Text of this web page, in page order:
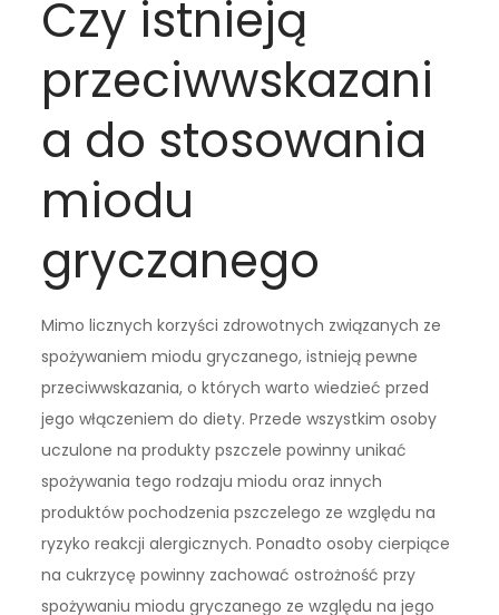
Czy istnieją
przeciwwskazani
a do stosowania
miodu
gryczanego
Mimo licznych korzyści zdrowotnych związanych ze
spożywaniem miodu gryczanego, istnieją pewne
przeciwwskazania, o których warto wiedzieć przed
jego włączeniem do diety. Przede wszystkim osoby
uczulone na produkty pszczele powinny unikać
spożywania tego rodzaju miodu oraz innych
produktów pochodzenia pszczelego ze względu na
ryzyko reakcji alergicznych. Ponadto osoby cierpiące
na cukrzycę powinny zachować ostrożność przy
spożywaniu miodu gryczanego ze względu na jego